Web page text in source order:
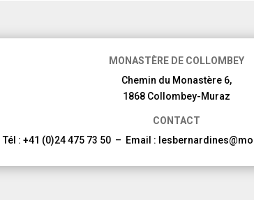
MONASTÈRE DE COLLOMBEY
Chemin du Monastère 6,
1868 Collombey-Muraz
CONTACT
Tél : +41 (0)24 475 73 50 – Email :